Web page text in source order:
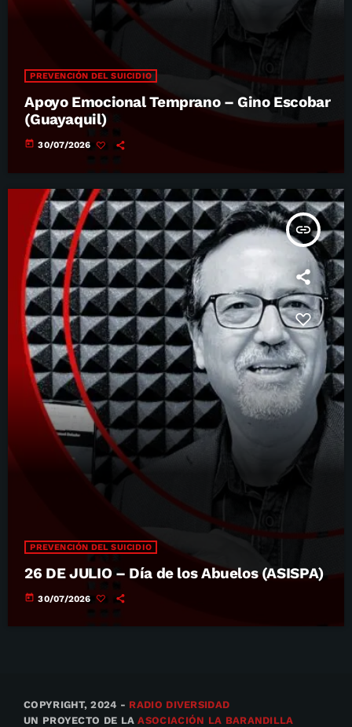
PREVENCIÓN DEL SUICIDIO
Apoyo Emocional Temprano – Gino Escobar
(Guayaquil)
today 30/07/2026
insert_link
PREVENCIÓN DEL SUICIDIO
26 DE JULIO – Día de los Abuelos (ASISPA)
today 30/07/2026
COPYRIGHT, 2024 - RADIO DIVERSIDAD
UN PROYECTO DE LAASOCIACIÓN LA BARANDILLA